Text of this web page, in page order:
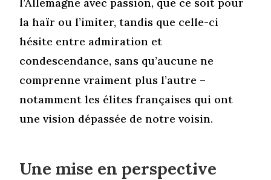
l’Allemagne avec passion, que ce soit pour
la haïr ou l’imiter, tandis que celle-ci
hésite entre admiration et
condescendance, sans qu’aucune ne
comprenne vraiment plus l’autre –
notamment les élites françaises qui ont
une vision dépassée de notre voisin.
Une mise en perspective